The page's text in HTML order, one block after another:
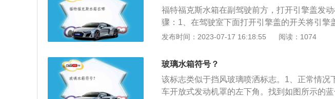
福特福克斯水箱在副驾驶前方，打开引擎盖发
骤：1、在驾驶室下面打开引擎盖的开关将引擎
盖时需将引擎盖闩往里推打开水箱盖，并往里
引擎盖即可。扩展内容：不能将发动机冷却液
高温时打开冷却液储液罐盖。
发布时间：2023-07-17 16:18:55 阅读：1074
玻璃水箱符号？
该标志类似于挡风玻璃喷洒标志。1、正常情况
车开放式发动机罩的左下角。找到如图所示的